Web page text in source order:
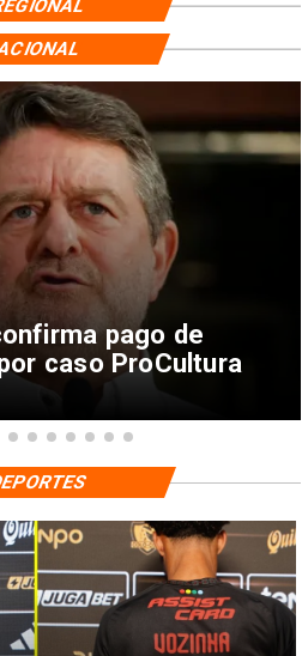
pago de
caso ProCultura